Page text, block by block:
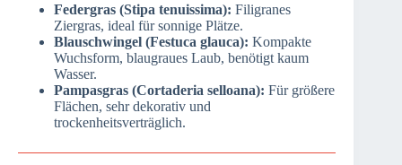
Federgras (Stipa tenuissima): Filigranes
Ziergras, ideal für sonnige Plätze.
Blauschwingel (Festuca glauca): Kompakte
Wuchsform, blaugraues Laub, benötigt kaum
Wasser.
Pampasgras (Cortaderia selloana): Für größere
Flächen, sehr dekorativ und
trockenheitsverträglich.